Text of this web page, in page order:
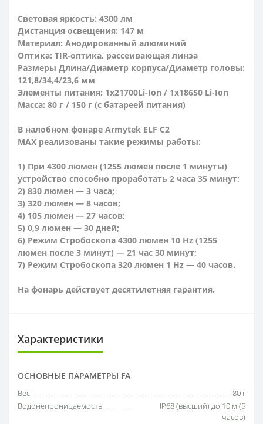
Световая яркость: 4300 лм
Дистанция освещения: 147 м
Материал: Анодированный алюминий
Оптика: TIR-оптика, рассеивающая линза
Размеры Длина/Диаметр корпуса/Диаметр головы:
121,8/34,4/23,6 мм
Элементы питания: 1х21700Li-Ion / 1x18650 Li-Ion
Масса: 80 г / 150 г (с батареей питания)
В налобном фонаре Armytek ELF C2
MAX реализованы такие режимы работы:
1) При 4300 люмен (1255 люмен после 1 минуты)
устройство способно проработать 2 часа 35 минут;
2) 830 люмен — 3 часа;
3) 320 люмен — 8 часов;
4) 105 люмен — 27 часов;
5) 0,9 люмен — 30 дней;
6) Режим Стробоскопа 4300 люмен 10 Hz (1255
люмен после 3 минут) — 21 час 30 минут;
7) Режим Стробоскопа 320 люмен 1 Hz — 40 часов.
На фонарь действует десятилетняя гарантия.
Характеристики
ОСНОВНЫЕ ПАРАМЕТРЫ FA
Вес
80 г
Водонепроницаемость
IP68 (высший) до 10 м (5
часов)